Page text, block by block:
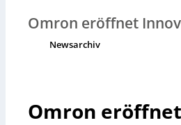
Omron eröffnet
Newsarchiv
Omron eröffnet